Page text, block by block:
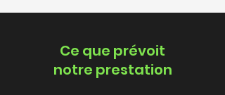
Ce que prévoit
notre prestation